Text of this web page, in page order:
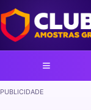
PUBLICIDADE